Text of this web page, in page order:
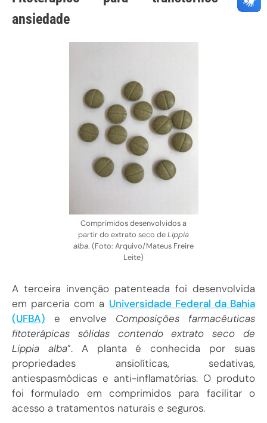
ansiedade
Comprimidos desenvolvidos a
partir do extrato seco deLippia
alba. (Foto: Arquivo/Mateus Freire
Leite)
A terceira invenção patenteada foi desenvolvida
em parceria com a Universidade Federal da Bahia
(UFBA) e envolve Composições farmacêuticas
fitoterápicas sólidas contendo extrato seco de
Lippia alba”. A planta é conhecida por suas
propriedades ansiolíticas, sedativas,
antiespasmódicas e anti-inflamatórias. O produto
foi formulado em comprimidos para facilitar o
acesso a tratamentos naturais e seguros.